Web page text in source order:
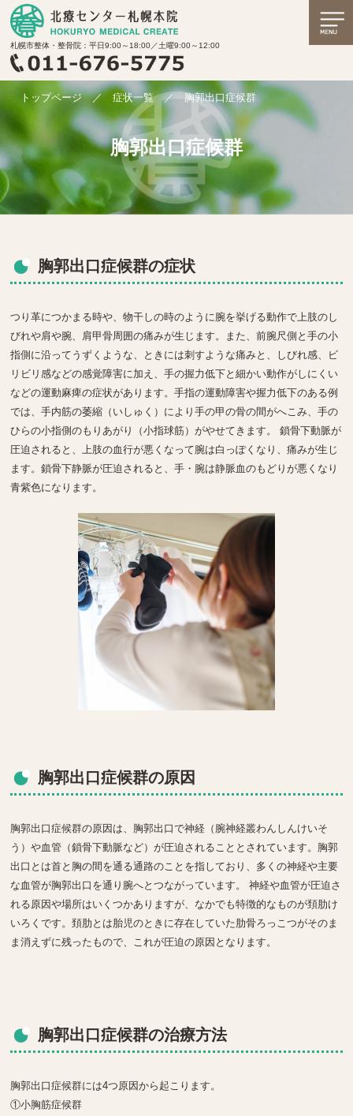
札幌市整体・整骨院：平日9:00～18:00／土曜9:00～12:00
トップページ ／ 症状一覧 ／ 胸郭出口症候群
胸郭出口症候群
胸郭出口症候群の症状
つり革につかまる時や、物干しの時のように腕を挙げる動作で上肢のし
びれや肩や腕、肩甲骨周囲の痛みが生じます。また、前腕尺側と手の小
指側に沿ってうずくような、ときには刺すような痛みと、しびれ感、ビ
リビリ感などの感覚障害に加え、手の握力低下と細かい動作がしにくい
などの運動麻痺の症状があります。手指の運動障害や握力低下のある例
では、手内筋の萎縮（いしゅく）により手の甲の骨の間がへこみ、手の
ひらの小指側のもりあがり（小指球筋）がやせてきます。 鎖骨下動脈が
圧迫されると、上肢の血行が悪くなって腕は白っぽくなり、痛みが生じ
ます。鎖骨下静脈が圧迫されると、手・腕は静脈血のもどりが悪くなり
青紫色になります。
胸郭出口症候群の原因
胸郭出口症候群の原因は、胸郭出口で神経（腕神経叢わんしんけいそ
う）や血管（鎖骨下動脈など）が圧迫されることとされています。胸郭
出口とは首と胸の間を通る通路のことを指しており、多くの神経や主要
な血管が胸郭出口を通り腕へとつながっています。 神経や血管が圧迫さ
れる原因や場所はいくつかありますが、なかでも特徴的なものが頚肋け
いろくです。頚肋とは胎児のときに存在していた肋骨ろっこつがそのま
ま消えずに残ったもので、これが圧迫の原因となります。
胸郭出口症候群の治療方法
胸郭出口症候群には4つ原因から起こります。
①小胸筋症候群